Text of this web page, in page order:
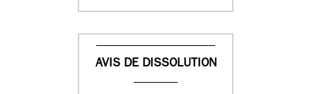
AVIS DE DISSOLUTION